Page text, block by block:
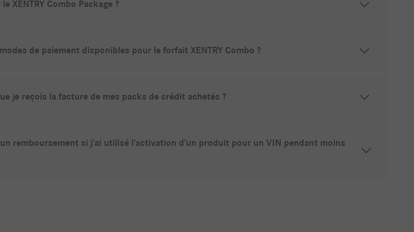
XENTRY Combo Package ?
de paiement disponibles pour le forfait XENTRY Combo ?
je reçois la facture de mes packs de crédit achetés ?
remboursement si j’ai utilisé l’activation d’un produit pour un VIN pendant moins